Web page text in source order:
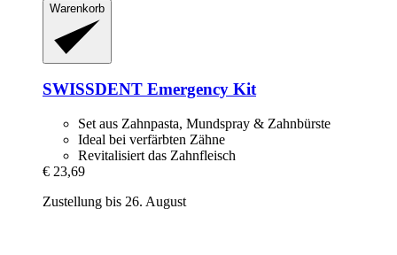
Warenkorb
SWISSDENT Emergency Kit
Set aus Zahnpasta, Mundspray & Zahnbürste
Ideal bei verfärbten Zähne
Revitalisiert das Zahnfleisch
€ 23,69
Zustellung bis 26. August